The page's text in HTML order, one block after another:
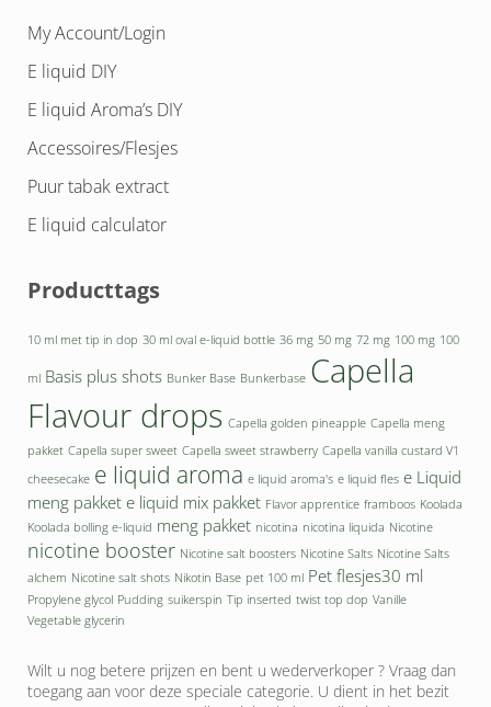
My Account/Login
E liquid DIY
E liquid Aroma’s DIY
Accessoires/Flesjes
Puur tabak extract
E liquid calculator
Producttags
10 ml met tip in dop 30 ml oval e-liquid bottle 36 mg 50 mg 72 mg 100 mg 100
ml Basis plus shots Bunker Base Bunkerbase Capella
Flavour drops Capella golden pineapple Capella meng
pakket Capella super sweet Capella sweet strawberry Capella vanilla custard V1
cheesecake e liquid aroma e liquid aroma's e liquid fles e Liquid
meng pakket e liquid mix pakket Flavor apprentice framboos Koolada
Koolada bolling e-liquid meng pakket nicotina nicotina liquida Nicotine
nicotine booster Nicotine salt boosters Nicotine Salts Nicotine Salts
alchem Nicotine salt shots Nikotin Base pet 100 ml Pet flesjes30 ml
Propylene glycol Pudding suikerspin Tip inserted twist top dop Vanille
Vegetable glycerin
Wilt u nog betere prijzen en bent u wederverkoper ? Vraag dan
toegang aan voor deze speciale categorie. U dient in het bezit